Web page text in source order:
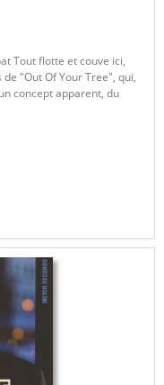
Tout flotte et couve ici,
"Out Of Your Tree", qui,
concept apparent, du